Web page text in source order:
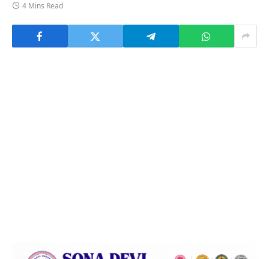
4 Mins Read